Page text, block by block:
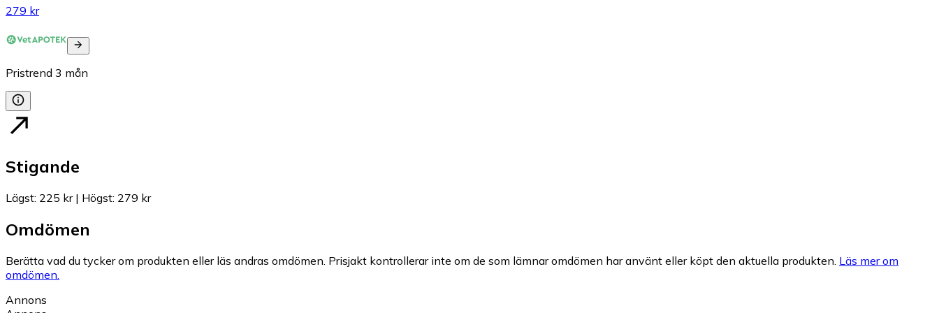
279 kr
Pristrend 3 mån
Stigande
Lägst: 225 kr| Högst: 279 kr
Omdömen
Berätta vad du tycker om produkten eller läs andras omdömen. Prisjakt kontrollerar inte om de som lämnar omdömen har använt eller köpt den aktuella produkten. Läs mer om
omdömen.
Annons